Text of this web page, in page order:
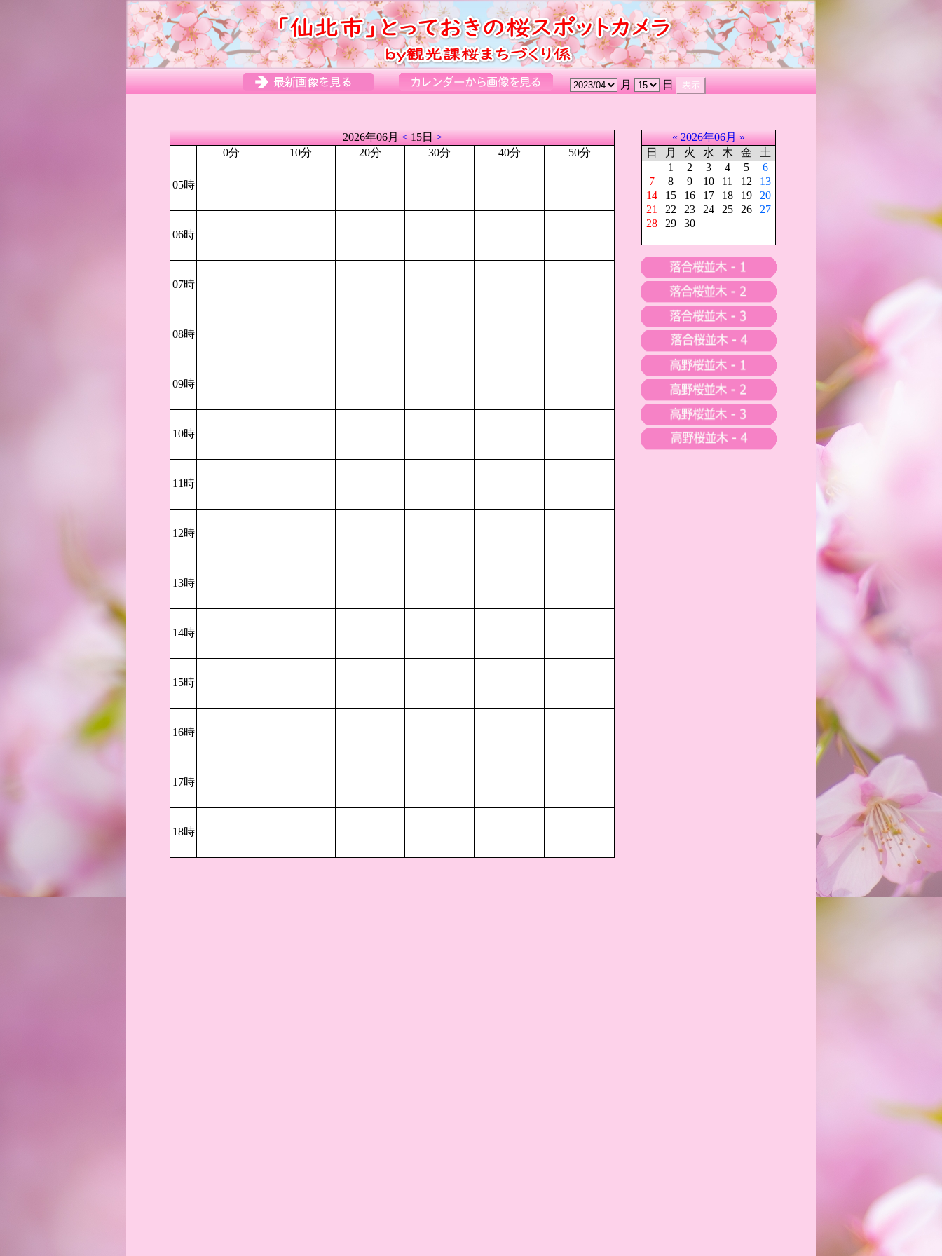
月 日
2026年06月<15日>
0分
10分 20分 30分 40分 50分
05時
06時
07時
08時
09時
10時
11時
12時
13時
14時
15時
16時
17時
18時
« 2026年06月 »
日
月 火 水 木 金
土
1
2 3 4 5
6
7
8 9 10 11 12
13
14
15 16 17 18 19
20
21
22 23 24 25 26
27
28
29 30